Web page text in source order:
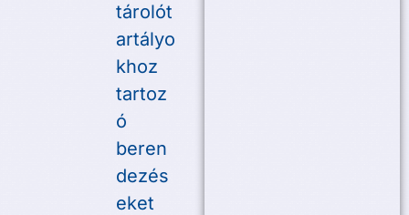
tárolót
artályo
khoz
tartoz
ó
beren
dezés
eket